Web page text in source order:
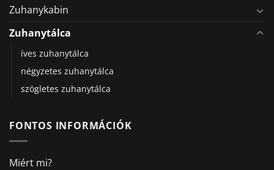
Zuhanykabin
Zuhanytálca
íves zuhanytálca
négyzetes zuhanytálca
szögletes zuhanytálca
FONTOS INFORMÁCIÓK
Miért mi?